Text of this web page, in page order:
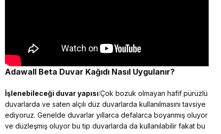
Adawall Beta Duvar Kağıdı Nasıl Uygulanır?
İşlenebileceği duvar yapısı:Çok bozuk olmayan hafif pürüzlü
duvarlarda ve saten alçılı düz duvarlarda kullanılmasını tavsiye
ediyoruz. Genelde duvarlar yıllarca defalarca boyanmış oluyor
ve düzleşmiş oluyor bu tip duvarlarda da kullanılabilir fakat bu